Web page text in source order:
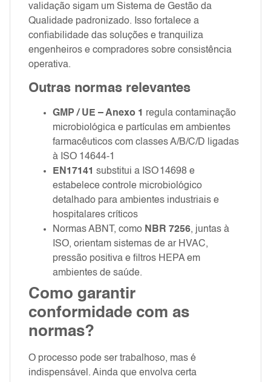
validação sigam um Sistema de Gestão da
Qualidade padronizado. Isso fortalece a
confiabilidade das soluções e tranquiliza
engenheiros e compradores sobre consistência
operativa.
Outras normas relevantes
GMP / UE – Anexo 1 regula contaminação
microbiológica e partículas em ambientes
farmacêuticos com classes A/B/C/D ligadas
à ISO 14644‑1
EN 17141 substitui a ISO 14698 e
estabelece controle microbiológico
detalhado para ambientes industriais e
hospitalares críticos
Normas ABNT, como NBR 7256, juntas à
ISO, orientam sistemas de ar HVAC,
pressão positiva e filtros HEPA em
ambientes de saúde.
Como garantir
conformidade com as
normas?
O processo pode ser trabalhoso, mas é
indispensável. Ainda que envolva certa